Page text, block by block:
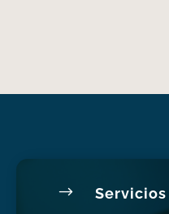
$ Servicios